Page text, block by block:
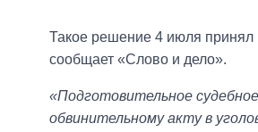
Такое решение 4 июля
сообщает «Слово и дело».
«Подготовительное
обвинительному акту в